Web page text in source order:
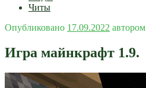
Читы
Опубликовано 17.09.2022 автором
Игра майнкрафт 1.9.